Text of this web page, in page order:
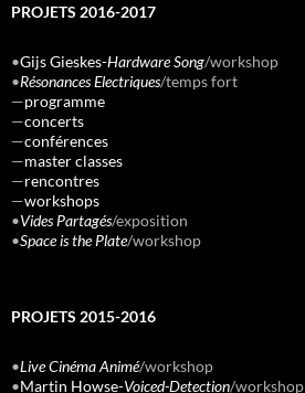
PROJETS 2016-2017
•Gijs Gieskes-Hardware Song/workshop
•Résonances Electriques/temps fort
—programme
—concerts
—conférences
—master classes
—rencontres
—workshops
•Vides Partagés/exposition
•Space is the Plate/workshop
PROJETS 2015-2016
•Live Cinéma Animé/workshop
•Martin Howse-Voiced-Detection/workshop